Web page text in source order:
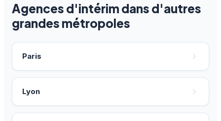
Agences d'intérim dans d'autres
grandes métropoles
Paris
Lyon